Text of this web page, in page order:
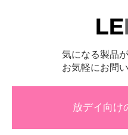
気になる製品
お気軽にお問
放デイ向け